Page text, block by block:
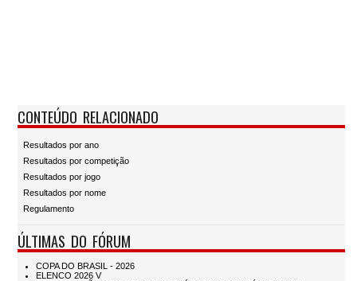
CONTEÚDO RELACIONADO
Resultados por ano
Resultados por competição
Resultados por jogo
Resultados por nome
Regulamento
ÚLTIMAS DO FÓRUM